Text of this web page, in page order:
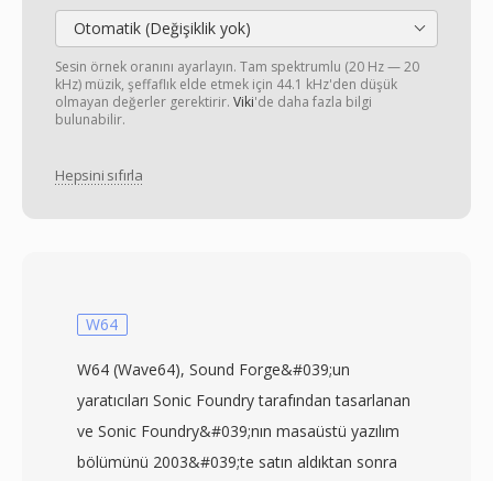
Otomatik (Değişiklik yok)
Sesin örnek oranını ayarlayın. Tam spektrumlu (20 Hz — 20
kHz) müzik, şeffaflık elde etmek için 44.1 kHz'den düşük
olmayan değerler gerektirir. Viki'de daha fazla bilgi
bulunabilir.
Hepsini sıfırla
W64
W64 (Wave64), Sound Forge&#039;un
yaratıcıları Sonic Foundry tarafından tasarlanan
ve Sonic Foundry&#039;nın masaüstü yazılım
bölümünü 2003&#039;te satın aldıktan sonra